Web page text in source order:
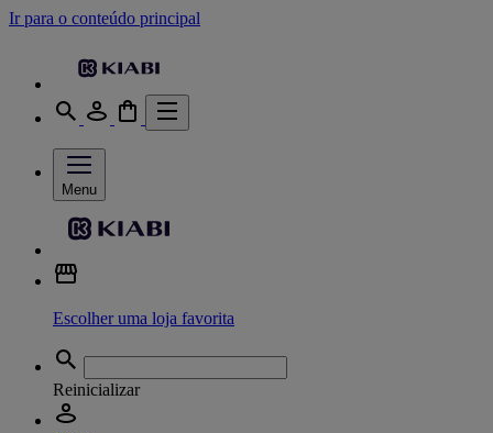
Ir para o conteúdo principal
Menu
Escolher uma loja favorita
Reinicializar